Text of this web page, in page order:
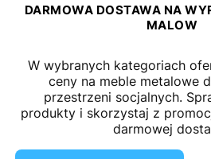
DARMOWA DOSTAWA NA
MALOW
W wybranych kategoriach
ceny na meble metalowe
przestrzeni socjalnych.
produkty i skorzystaj z
darmowej